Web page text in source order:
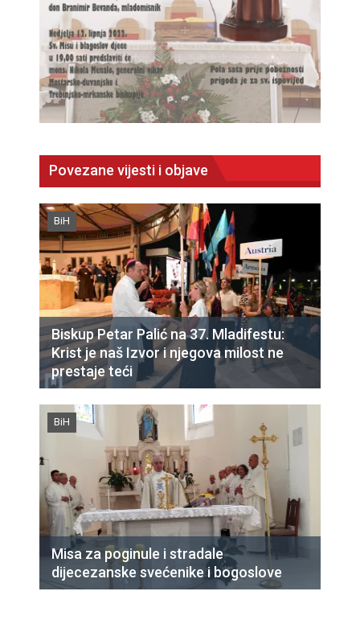
Povezane vijesti i objave
BiH
Biskup Petar Palić na 37. Mladifestu:
Krist je naš Izvor i njegova milost ne
prestaje teći
BiH
Misa za poginule i stradale
dijecezanske svećenike i bogoslove